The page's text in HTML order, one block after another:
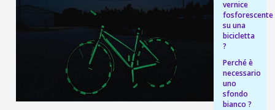
vernice
fosforescente
su una
bicicletta
?
Perché è
necessario
uno
sfondo
bianco ?